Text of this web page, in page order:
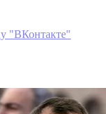
"ВКонтакте"